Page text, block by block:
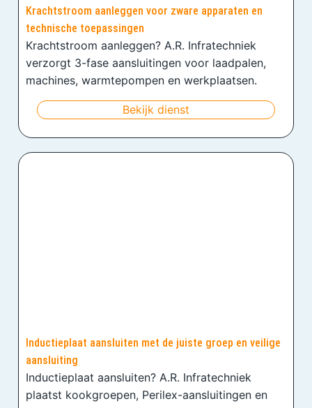
Krachtstroom aanleggen voor zware apparaten en
technische toepassingen
Krachtstroom aanleggen? A.R. Infratechniek
verzorgt 3-fase aansluitingen voor laadpalen,
machines, warmtepompen en werkplaatsen.
Bekijk dienst
Inductieplaat aansluiten met de juiste groep en veilige
aansluiting
Inductieplaat aansluiten? A.R. Infratechniek
plaatst kookgroepen, Perilex-aansluitingen en